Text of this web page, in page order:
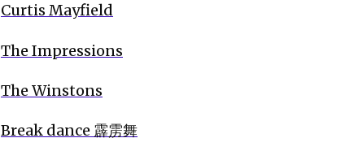
Curtis Mayfield
The Impressions
The Winstons
Break dance 霹雳舞